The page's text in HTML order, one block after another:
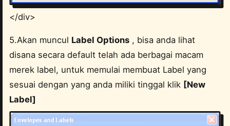
</div>
5.Akan muncul Label Options , bisa anda lihat
disana secara default telah ada berbagai macam
merek label, untuk memulai membuat Label yang
sesuai dengan yang anda miliki tinggal klik [New
Label]